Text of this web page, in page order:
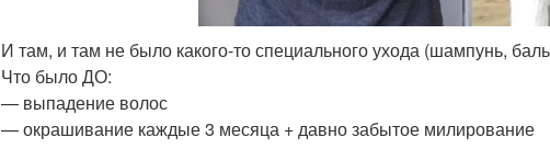
И там, и там не было какого-то специального ухода (шампунь,
Что было ДО:
— выпадение волос
— окрашивание каждые 3 месяца + давно забытое милирование